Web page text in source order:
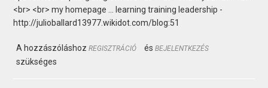
<br> <br> my homepage ... learning training leadership -
http://julioballard13977.wikidot.com/blog:51
A hozzászóláshozREGISZTRÁCIÓ ésBEJELENTKEZÉS
szükséges